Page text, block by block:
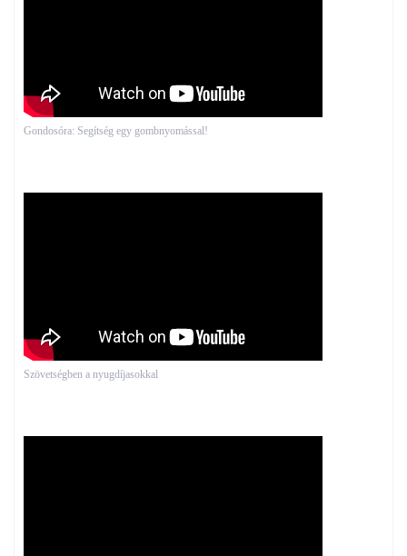
Gondosóra: Segítség egy gombnyomással!
Szövetségben a nyugdíjasokkal